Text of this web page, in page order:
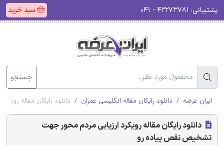
پشتیبانی: سبد خرید
جستجو
ایران عرضه دانلود رایگان مقاله انگلیسی عمران دانلود رایگان مقاله
دانلود رایگان مقاله رویکرد ارزیابی مردم محور جهت
تشخیص نقص پیاده رو